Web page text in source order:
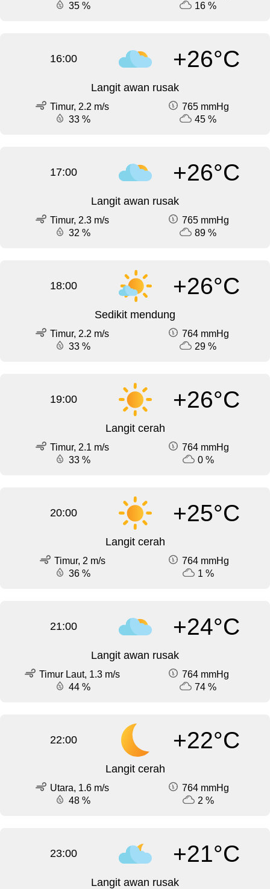
35 %
16 %
16:00 +26°C
Langit awan rusak
Timur, 2.2 m/s
765 mmHg
33 %
45 %
17:00 +26°C
Langit awan rusak
Timur, 2.3 m/s
765 mmHg
32 %
89 %
18:00 +26°C
Sedikit mendung
Timur, 2.2 m/s
764 mmHg
33 %
29 %
19:00 +26°C
Langit cerah
Timur, 2.1 m/s
764 mmHg
33 %
0 %
20:00 +25°C
Langit cerah
Timur, 2 m/s
764 mmHg
36 %
1 %
21:00 +24°C
Langit awan rusak
Timur Laut, 1.3 m/s
764 mmHg
44 %
74 %
22:00 +22°C
Langit cerah
Utara, 1.6 m/s
764 mmHg
48 %
2 %
23:00 +21°C
Langit awan rusak